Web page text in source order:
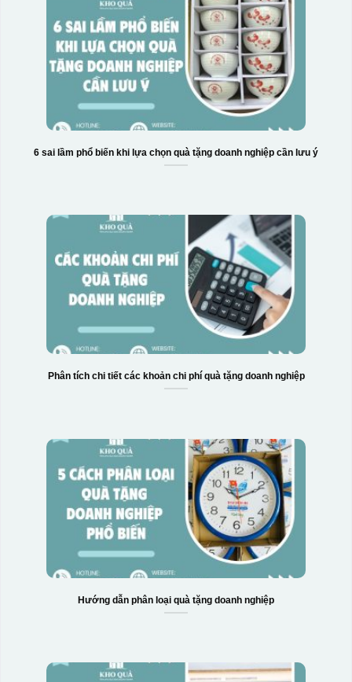
6 sai lầm phổ biến khi lựa chọn quà tặng doanh nghiệp cần lưu ý
Phân tích chi tiết các khoản chi phí quà tặng doanh nghiệp
Hướng dẫn phân loại quà tặng doanh nghiệp